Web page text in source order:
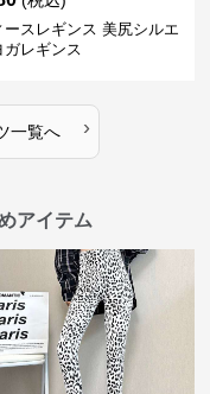
ースレギンス 美尻シルエ
ガレギンス
一覧へ ›
アイテム